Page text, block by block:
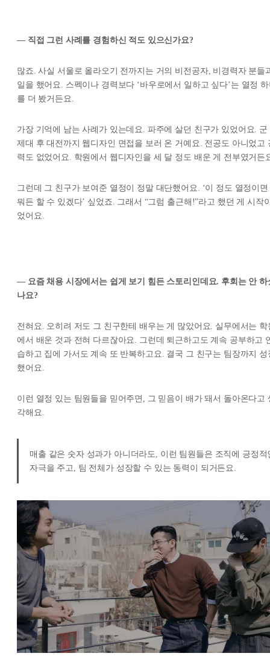
— 직접 그런 사례를 경험하신 적도 있으신가요?
많죠. 사실 서울로 올라오기 전까지는 거의 비전공자, 비경력자 분들
일을 했어요. 스펙이나 경력보다 ‘바우로에서 일하고 싶다’는 열정
를 더 봤거든요.
가장 기억에 남는 사례가 있는데요. 파주에 살던 친구가 있었어요. 군
제대 후 대전까지 웹디자인 면접을 보러 온 거예요. 전공도 아니었고
력도 없었어요. 학원에서 웹디자인을 세 달 정도 배운 게 전부였거든
그런데 그 친구가 보여준 열정이 정말 대단했어요. ‘이 정도 열정이면
뭐든 할 수 있겠다’ 싶었죠. 그래서 “그럼 출근해!”라고 했던 게 시작
었어요.
— 요즘 채용 시장에서는 쉽게 보기 힘든 스토리인데요. 후회는 안 하
나요?
전혀요. 오히려 저도 그 친구한테 배우는 게 많았어요. 실무에서는 학
에서 배운 것과 전혀 다르잖아요. 그런데 퇴근하고도 계속 공부하고
습하고 집에 가서도 계속 또 반복하고요. 결국 그 친구는 팀장까지 성
했어요.
이런 열정 있는 팀원들을 믿어주면, 그 믿음이 배가 돼서 돌아온다고
각해요.
매출 같은 숫자 성과가 아니더라도, 이런 팀원들은 조직에 긍정적
자극을 주고, 팀 전체가 성장할 수 있는 동력이 되거든요.